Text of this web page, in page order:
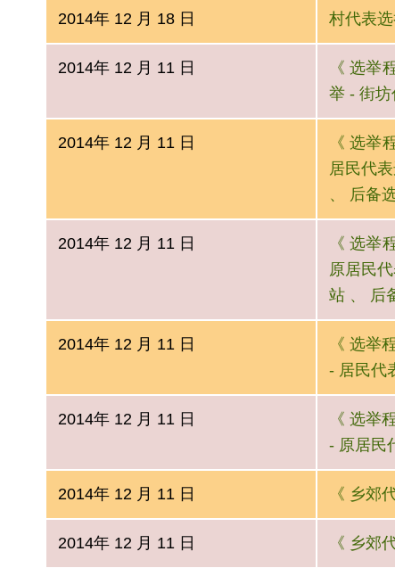
2014年 12 月 18 日 村代表
2014年 12 月 11 日
《 选举
举 - 街
2014年 12 月 11 日
《 选举
居民代
、 后备
2014年 12 月 11 日
《 选举
原居民
站 、 后
2014年 12 月 11 日
《 选举
- 居民代
2014年 12 月 11 日
《 选举
- 原居民
2014年 12 月 11 日 《 乡郊
2014年 12 月 11 日 《 乡郊